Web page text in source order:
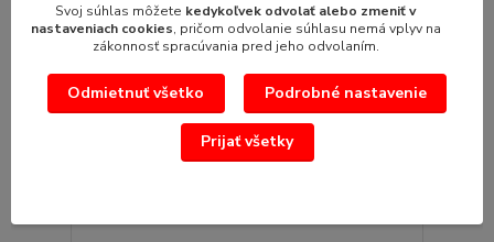
Svoj súhlas môžete kedykoľvek odvolať alebo zmeniť v
nastaveniach cookies, pričom odvolanie súhlasu nemá vplyv na
zákonnosť spracúvania pred jeho odvolaním.
Odmietnuť všetko Podrobné nastavenie
Prijať všetky